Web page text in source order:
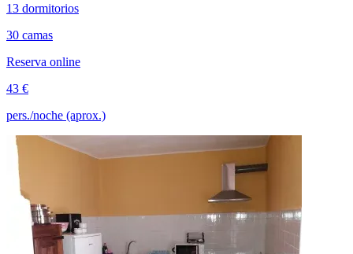
13 dormitorios
30 camas
Reserva online
43 €
pers./noche (aprox.)